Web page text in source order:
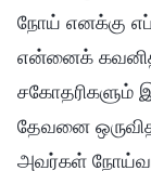
நோய் எனக்கு
என்னைக்
சகோதரிகளும்
தேவனை
அவர்கள்